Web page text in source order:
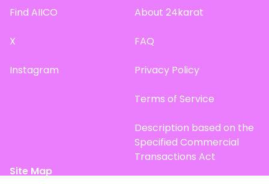
Find AIICO
X
Instagram
About 24karat
FAQ
Privacy Policy
Terms of Service
Description based on the
Specified Commercial
Transactions Act
Site Map